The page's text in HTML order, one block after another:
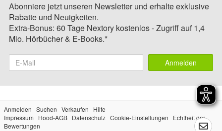
Abonniere jetzt unseren Newsletter und erhalte exklusive
Rabatte und Neuigkeiten.
Extra-Bonus: 60 Tage Nextory kostenlos - Zugriff auf 1,4
Mio. Hörbücher & E-Books.*
Anmelden
Anmelden Suchen Verkaufen
Hilfe
Impressum
Hood-AGB Datenschutz Cookie-Einstellungen
Echtheit der
Bewertungen